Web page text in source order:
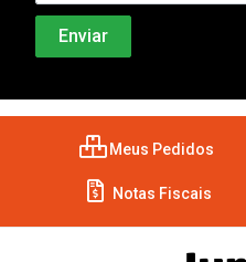
Meus Pedidos
Notas Fiscais